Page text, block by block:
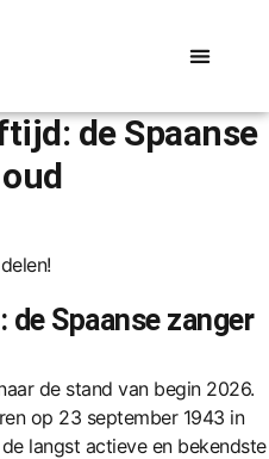
de Spaanse
Spaanse zanger
de stand van begin 2026.
op 23 september 1943 in
langst actieve en bekendste